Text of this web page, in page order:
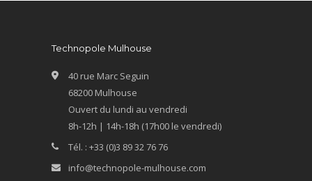
Technopole Mulhouse
40 rue Marc Seguin
68200 Mulhouse
Ouvert du lundi au vendredi
8h-12h | 14h-18h (17h00 le vendredi)
Tél. : +33 (0)3 89 32 76 76
info@technopole-mulhouse.com